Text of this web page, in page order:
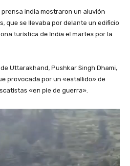
india mostraron un aluvión
que se llevaba por delante un edificio
turística de India el martes por la
Uttarakhand, Pushkar Singh Dhami,
provocada por un «estallido» de
«en pie de guerra».